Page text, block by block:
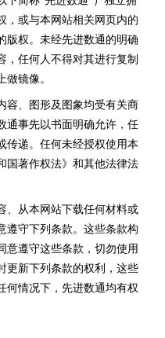
，或与本网站相关网页内的
版权。未经先进数通的明确
，任何人不得对其进行复制
做镜像。
容、图形及图象均受有关商
通事先以书面明确允许，任
传递。任何未经授权使用本
国著作权法》和其他法律法
、从本网站下载任何材料或
遵守下列条款。这些条款构
意遵守这些条款，切勿使用
更新下列条款的权利，这些
何情况下，先进数通均有权